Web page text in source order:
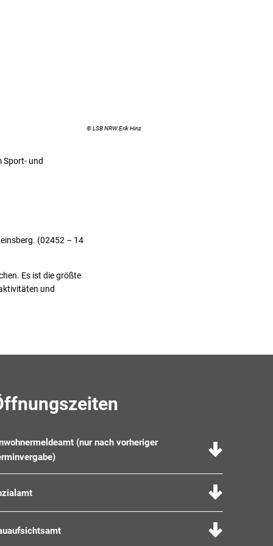
© LSB NRW Erik Hinz
Sport- und
(02452 – 14
Es ist die größte
und
(nur nach vorheriger